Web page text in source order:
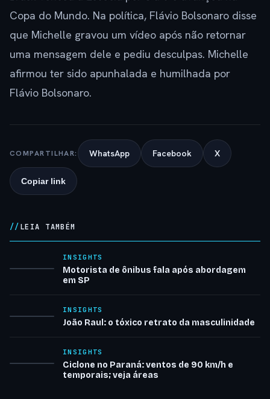
Copa do Mundo. Na política, Flávio Bolsonaro disse
que Michelle gravou um vídeo após não retornar
uma mensagem dele e pediu desculpas. Michelle
afirmou ter sido apunhalada e humilhada por
Flávio Bolsonaro.
COMPARTILHAR: WhatsApp Facebook X
Copiar link
LEIA TAMBÉM
INSIGHTS
Motorista de ônibus fala após abordagem
em SP
INSIGHTS
João Raul: o tóxico retrato da masculinidade
INSIGHTS
Ciclone no Paraná: ventos de 90 km/h e
temporais; veja áreas